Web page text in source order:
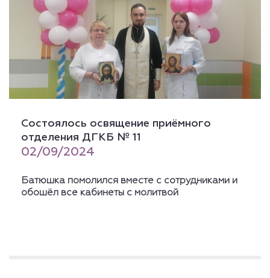
Состоялось освящение приёмного
отделения ДГКБ № 11
02/09/2024
Батюшка помолился вместе с сотрудниками и
обошёл все кабинеты с молитвой